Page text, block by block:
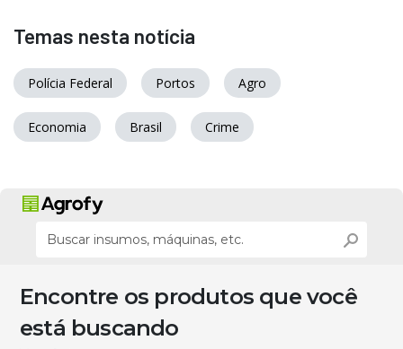
Temas nesta notícia
Polícia Federal Portos Agro
Economia Brasil Crime
Encontre os produtos que você
está buscando